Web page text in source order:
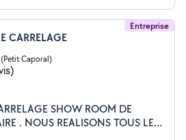
Entreprise
CARRELAGE
Caporal)
ROOM DE
. NOUS REALISONS TOUS LES